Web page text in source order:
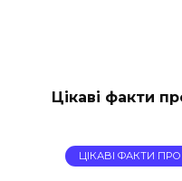
Цікаві факти
ЦІКАВІ ФАКТИ